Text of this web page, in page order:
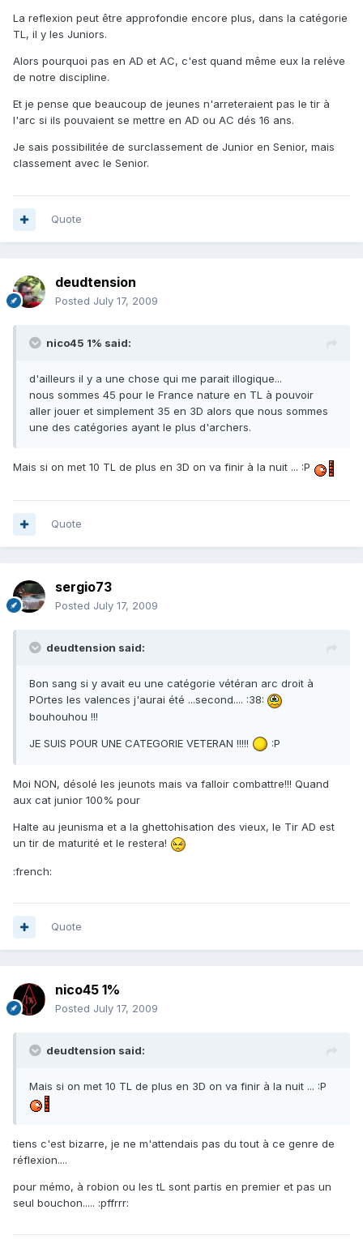
La reflexion peut être approfondie encore plus, dans la catégorie
TL, il y les Juniors.
Alors pourquoi pas en AD et AC, c'est quand même eux la reléve
de notre discipline.
Et je pense que beaucoup de jeunes n'arreteraient pas le tir à
l'arc si ils pouvaient se mettre en AD ou AC dés 16 ans.
Je sais possibilitée de surclassement de Junior en Senior, mais
classement avec le Senior.
Quote
deudtension
Posted July 17, 2009
nico45 1% said:
d'ailleurs il y a une chose qui me parait illogique...
nous sommes 45 pour le France nature en TL à pouvoir
aller jouer et simplement 35 en 3D alors que nous sommes
une des catégories ayant le plus d'archers.
Mais si on met 10 TL de plus en 3D on va finir à la nuit ... :P
Quote
sergio73
Posted July 17, 2009
deudtension said:
Bon sang si y avait eu une catégorie vétéran arc droit à
POrtes les valences j'aurai été ...second.... :38:
bouhouhou !!!
JE SUIS POUR UNE CATEGORIE VETERAN !!!!! :P
Moi NON, désolé les jeunots mais va falloir combattre!!! Quand
aux cat junior 100% pour
Halte au jeunisma et a la ghettohisation des vieux, le Tir AD est
un tir de maturité et le restera!
:french:
Quote
nico45 1%
Posted July 17, 2009
deudtension said:
Mais si on met 10 TL de plus en 3D on va finir à la nuit ... :P
tiens c'est bizarre, je ne m'attendais pas du tout à ce genre de
réflexion....
pour mémo, à robion ou les tL sont partis en premier et pas un
seul bouchon..... :pffrrr: